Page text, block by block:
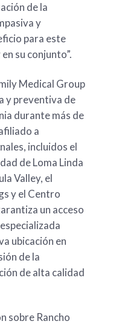
de la
y
para este
su conjunto”.
Medical Group
y preventiva de
durante más de
a
incluidos el
de Loma Linda
Valley, el
y el Centro
un acceso
ubicación en
de la
de alta calidad
sobre Rancho